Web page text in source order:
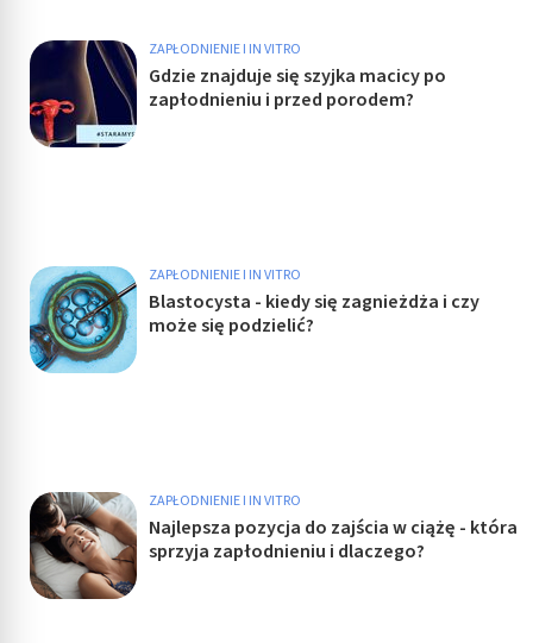
ZAPŁODNIENIE I IN VITRO
Gdzie znajduje się szyjka macicy po
zapłodnieniu i przed porodem?
ZAPŁODNIENIE I IN VITRO
Blastocysta - kiedy się zagnieżdża i czy
może się podzielić?
ZAPŁODNIENIE I IN VITRO
Najlepsza pozycja do zajścia w ciążę - która
sprzyja zapłodnieniu i dlaczego?